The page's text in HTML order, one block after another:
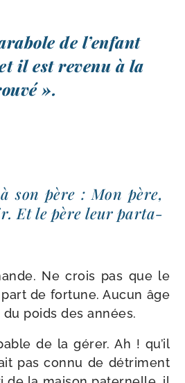
de l’enfant
il est reve­nu à la
».
son père : Mon père,
Et le père leur par­ta­
Ne crois pas que le
de for­tune. Aucun âge
poids des années.
de la gérer. Ah ! qu’il
pas connu de détri­ment